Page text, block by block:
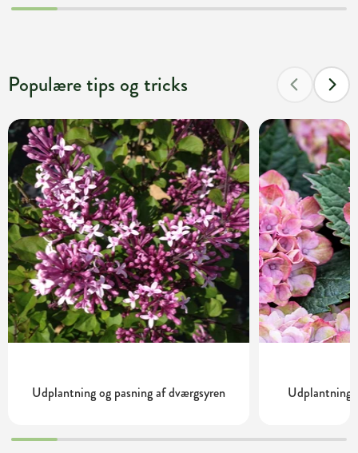
Populære tips og tricks
Udplantning og pasning af dværgsyren Udplantning